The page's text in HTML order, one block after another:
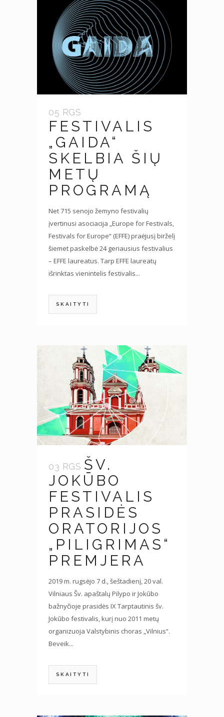
05 RGS
FESTIVALIS
„GAIDA“
SKELBIA ŠIŲ
METŲ
PROGRAMĄ
Net 715 senojo žemyno festivalių
įvertinusi asociacija „Europe for Festivals,
Festivals for Europe“ (EFFE) praėjusį birželį
šiemet paskelbė 24 geriausius festivalius
– EFFE laureatus. Tarp EFFE laureatų
išrinktas vienintelis festivalis...
SKAITYTI
03 RGS ŠV.
JOKŪBO
FESTIVALIS
PRASIDĖS
ORATORIJOS
„PILIGRIMAS“
PREMJERA
2019 m. rugsėjo 7 d., šeštadienį, 20 val.
Vilniaus Šv. apaštalų Pilypo ir Jokūbo
bažnyčioje prasidės IX Tarptautinis šv.
Jokūbo festivalis, kurį nuo 2011 metų
organizuoja Valstybinis choras „Vilnius“.
Beveik...
SKAITYTI